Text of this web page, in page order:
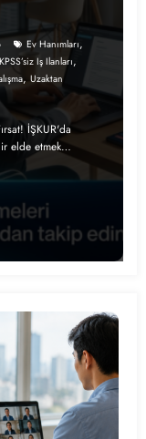
Ev Hanımları,
KPSS’siz Iş Ilanları,
, Uzaktan
İŞKUR'da
elde etmek…